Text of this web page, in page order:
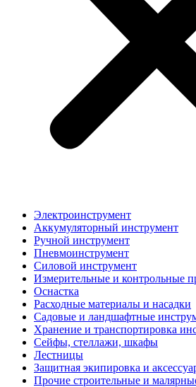
Электроинструмент
Аккумуляторный инструмент
Ручной инструмент
Пневмоинструмент
Силовой инструмент
Измерительные и контрольные
Оснастка
Расходные материалы и насадки
Садовые и ландшафтные
Хранение и транспортировка
Сейфы, стеллажи, шкафы
Лестницы
Защитная экипировка и
Прочие строительные и